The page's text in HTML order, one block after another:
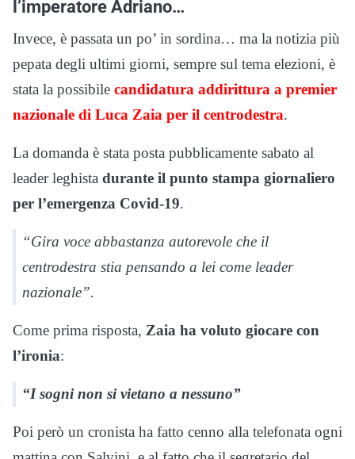
l’imperatore Adriano…
Invece, è passata un po’ in sordina… ma la notizia più
pepata degli ultimi giorni, sempre sul tema elezioni, è
stata la possibile candidatura addirittura a premier
nazionale di Luca Zaia per il centrodestra.
La domanda è stata posta pubblicamente sabato al
leader leghista durante il punto stampa giornaliero
per l’emergenza Covid-19.
“Gira voce abbastanza autorevole che il
centrodestra stia pensando a lei come leader
nazionale”.
Come prima risposta, Zaia ha voluto giocare con
l’ironia:
“I sogni non si vietano a nessuno”
Poi però un cronista ha fatto cenno alla telefonata ogni